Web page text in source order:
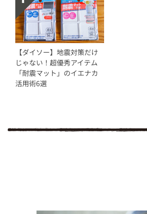
【ダイソー】地震対策だけ
じゃない！超優秀アイテム
「耐震マット」のイエナカ
活用術6選